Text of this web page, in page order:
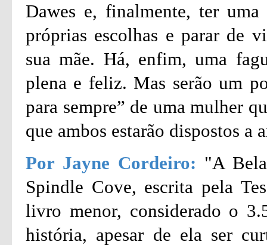
Dawes e, finalmente, ter
próprias escolhas e parar de
sua mãe. Há, enfim, uma
plena e feliz. Mas serão um
para sempre” de uma mulher
que ambos estarão dispostos a
Por Jayne Cordeiro: "A
Spindle Cove, escrita pela
livro menor, considerado o
história, apesar de ela ser